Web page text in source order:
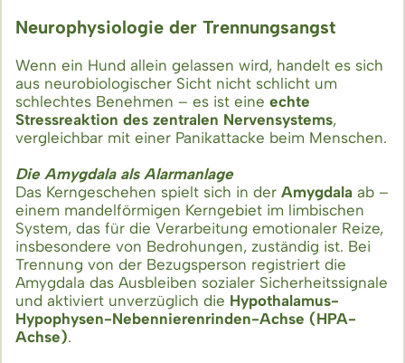
Neurophysiologie der Trennungsangst
Wenn ein Hund allein gelassen wird, handelt es sich
aus neurobiologischer Sicht nicht schlicht um
schlechtes Benehmen – es ist eine echte
Stressreaktion des zentralen Nervensystems,
vergleichbar mit einer Panikattacke beim Menschen.
Die Amygdala als Alarmanlage
Das Kerngeschehen spielt sich in der Amygdala ab –
einem mandelförmigen Kerngebiet im limbischen
System, das für die Verarbeitung emotionaler Reize,
insbesondere von Bedrohungen, zuständig ist. Bei
Trennung von der Bezugsperson registriert die
Amygdala das Ausbleiben sozialer Sicherheitssignale
und aktiviert unverzüglich die Hypothalamus-
Hypophysen-Nebennierenrinden-Achse (HPA-
Achse).